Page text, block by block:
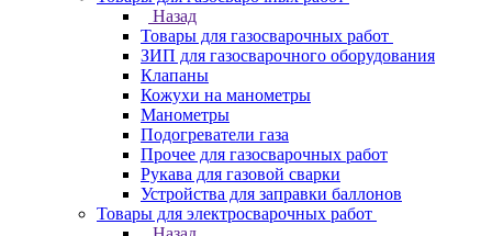
Назад
Товары для газосварочных работ
ЗИП для газосварочного оборудования
Клапаны
Кожухи на манометры
Манометры
Подогреватели газа
Прочее для газосварочных работ
Рукава для газовой сварки
Устройства для заправки баллонов
Товары для электросварочных работ